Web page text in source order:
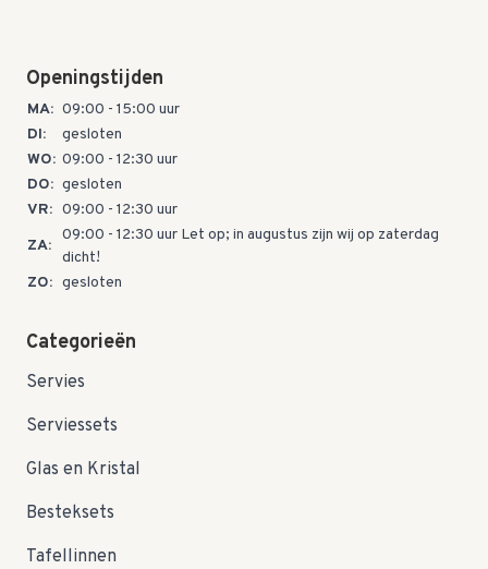
Openingstijden
MA: 09:00 - 15:00 uur
DI:
gesloten
WO: 09:00 - 12:30 uur
DO: gesloten
VR: 09:00 - 12:30 uur
ZA:
09:00 - 12:30 uur Let op; in augustus zijn wij op zaterdag
dicht!
ZO: gesloten
Categorieën
Servies
Serviessets
Glas en Kristal
Besteksets
Tafellinnen